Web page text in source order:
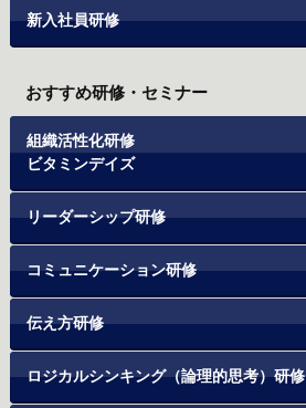
新入社員研修
おすすめ研修・セミナー
組織活性化研修
ビタミンデイズ
リーダーシップ研修
コミュニケーション研修
伝え方研修
ロジカルシンキング（論理的思考）研修